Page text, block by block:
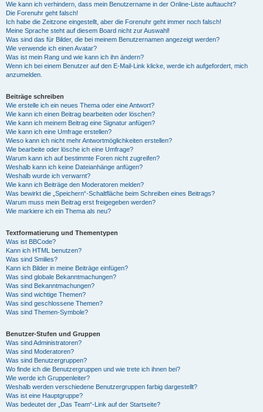
Wie kann ich verhindern, dass mein Benutzername in der Online-Liste auftaucht?
Die Forenuhr geht falsch!
Ich habe die Zeitzone eingestellt, aber die Forenuhr geht immer noch falsch!
Meine Sprache steht auf diesem Board nicht zur Auswahl!
Was sind das für Bilder, die bei meinem Benutzernamen angezeigt werden?
Wie verwende ich einen Avatar?
Was ist mein Rang und wie kann ich ihn ändern?
Wenn ich bei einem Benutzer auf den E-Mail-Link klicke, werde ich aufgefordert, mich
anzumelden.
Beiträge schreiben
Wie erstelle ich ein neues Thema oder eine Antwort?
Wie kann ich einen Beitrag bearbeiten oder löschen?
Wie kann ich meinem Beitrag eine Signatur anfügen?
Wie kann ich eine Umfrage erstellen?
Wieso kann ich nicht mehr Antwortmöglichkeiten erstellen?
Wie bearbeite oder lösche ich eine Umfrage?
Warum kann ich auf bestimmte Foren nicht zugreifen?
Weshalb kann ich keine Dateianhänge anfügen?
Weshalb wurde ich verwarnt?
Wie kann ich Beiträge den Moderatoren melden?
Was bewirkt die „Speichern“-Schaltfläche beim Schreiben eines Beitrags?
Warum muss mein Beitrag erst freigegeben werden?
Wie markiere ich ein Thema als neu?
Textformatierung und Thementypen
Was ist BBCode?
Kann ich HTML benutzen?
Was sind Smilies?
Kann ich Bilder in meine Beiträge einfügen?
Was sind globale Bekanntmachungen?
Was sind Bekanntmachungen?
Was sind wichtige Themen?
Was sind geschlossene Themen?
Was sind Themen-Symbole?
Benutzer-Stufen und Gruppen
Was sind Administratoren?
Was sind Moderatoren?
Was sind Benutzergruppen?
Wo finde ich die Benutzergruppen und wie trete ich ihnen bei?
Wie werde ich Gruppenleiter?
Weshalb werden verschiedene Benutzergruppen farbig dargestellt?
Was ist eine Hauptgruppe?
Was bedeutet der „Das Team“-Link auf der Startseite?